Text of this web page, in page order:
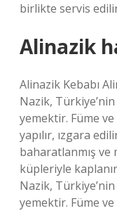
birlikte servis
Alinazik
Alinazik Kebabı
Nazik,
yemektir. Füme
yapılır, ızgara
baharatlanmış
küpleriyle
Nazik,
yemektir. Füme